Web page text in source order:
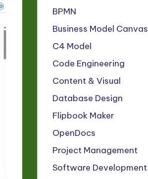
BPMN
Business Model Canvas
C4 Model
Code Engineering
Content & Visual
Database Design
Flipbook Maker
OpenDocs
Project Management
Software Development